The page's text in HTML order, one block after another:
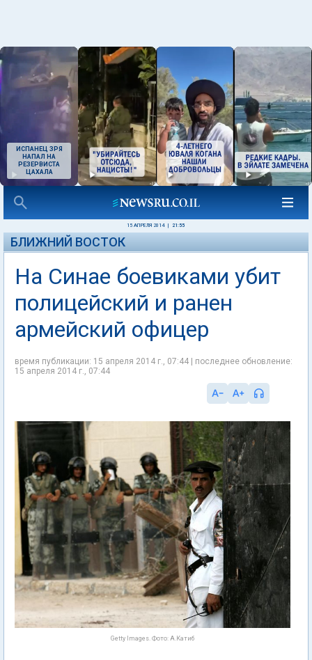
ИСПАНЕЦ ЗРЯ
НАПАЛ НА
РЕЗЕРВИСТА
ЦАХАЛА
15 АПРЕЛЯ 2014 21:55
БЛИЖНИЙ ВОСТОК
На Синае боевиками убит
полицейский и ранен
армейский офицер
время публикации: 15 апреля 2014 г., 07:44 | последнее обновление:
15 апреля 2014 г., 07:44
Getty Images. Фото: А.Катиб